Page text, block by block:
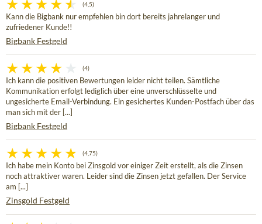
(4,5)
Kann die Bigbank nur empfehlen bin dort bereits jahrelanger und
zufriedener Kunde!!
Bigbank Festgeld
(4)
Ich kann die positiven Bewertungen leider nicht teilen. Sämtliche
Kommunikation erfolgt lediglich über eine unverschlüsselte und
ungesicherte Email-Verbindung. Ein gesichertes Kunden-Postfach über das
man sich mit der [...]
Bigbank Festgeld
(4,75)
Ich habe mein Konto bei Zinsgold vor einiger Zeit erstellt, als die Zinsen
noch attraktiver waren. Leider sind die Zinsen jetzt gefallen. Der Service
am [...]
Zinsgold Festgeld